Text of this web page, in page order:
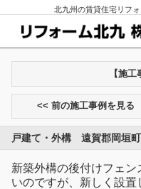
北九州の賃貸住宅リフ
【施工
<< 前の施工事例を見る
戸建て・外構 遠賀郡岡垣
新築外構の後付けフェ
いのですが、新しく設